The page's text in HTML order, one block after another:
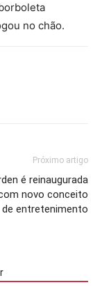
no chão.
Próximo artigo
é reinaugurada
novo conceito
de entretenimento